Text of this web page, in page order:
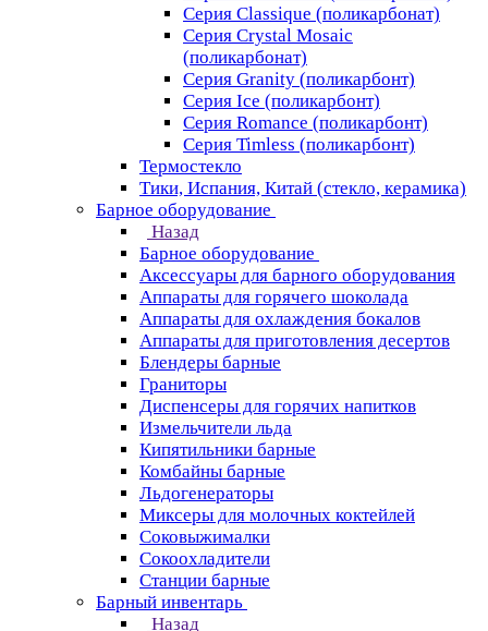
Серия Classique (поликарбонат)
Серия Crystal Mosaic
(поликарбонат)
Серия Granity (поликарбонт)
Серия Ice (поликарбонт)
Серия Romance (поликарбонт)
Серия Timless (поликарбонт)
Термостекло
Тики, Испания, Китай (стекло, керамика)
Барное оборудование
Назад
Барное оборудование
Аксессуары для барного оборудования
Аппараты для горячего шоколада
Аппараты для охлаждения бокалов
Аппараты для приготовления десертов
Блендеры барные
Граниторы
Диспенсеры для горячих напитков
Измельчители льда
Кипятильники барные
Комбайны барные
Льдогенераторы
Миксеры для молочных коктейлей
Соковыжималки
Сокоохладители
Станции барные
Барный инвентарь
Назад